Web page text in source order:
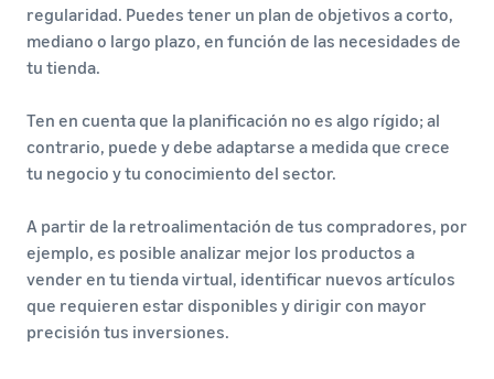
regularidad. Puedes tener un plan de objetivos a corto,
mediano o largo plazo, en función de las necesidades de
tu tienda.
Ten en cuenta que la planificación no es algo rígido; al
contrario, puede y debe adaptarse a medida que crece
tu negocio y tu conocimiento del sector.
A partir de la retroalimentación de tus compradores, por
ejemplo, es posible analizar mejor los productos a
vender en tu tienda virtual, identificar nuevos artículos
que requieren estar disponibles y dirigir con mayor
precisión tus inversiones.